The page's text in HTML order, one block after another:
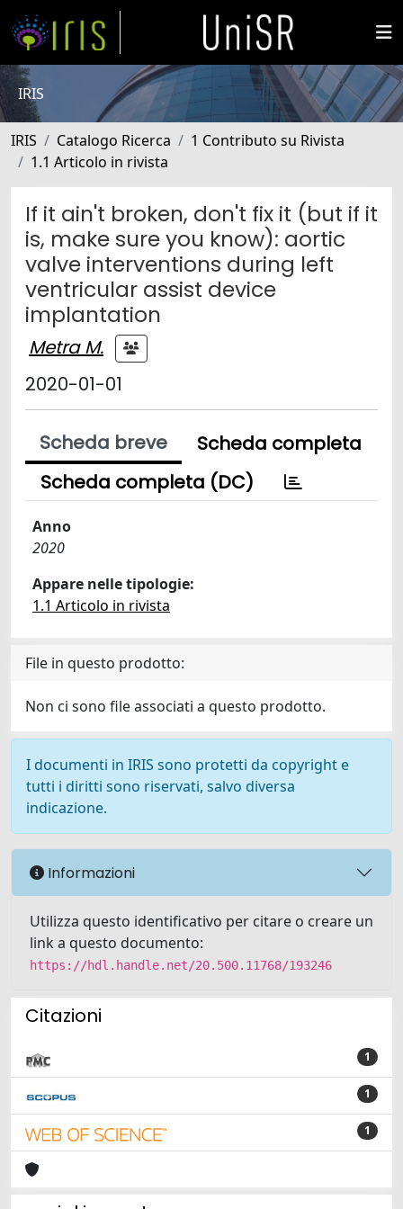
IRIS
IRIS Catalogo Ricerca
1 Contributo su Rivista
1.1 Articolo in rivista
If it ain't broken, don't fix it (but if it
is, make sure you know): aortic
valve interventions during left
ventricular assist device
implantation
Metra M.
2020-01-01
Scheda breve
Scheda completa
Scheda completa (DC)
Anno
2020
Appare nelle tipologie:
1.1 Articolo in rivista
File in questo prodotto:
Non ci sono file associati a questo prodotto.
I documenti in IRIS sono protetti da copyright e
tutti i diritti sono riservati, salvo diversa
indicazione.
Informazioni
Utilizza questo identificativo per citare o creare un
link a questo documento:
https://hdl.handle.net/20.500.11768/193246
Citazioni
1
1
1